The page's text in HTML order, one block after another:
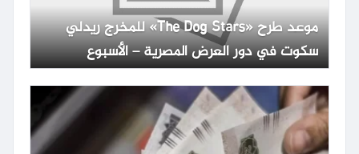
موعد طرح «The Dog Stars» للمخرج ريدلي
سكوت في دور العرض المصرية – الأسبوع